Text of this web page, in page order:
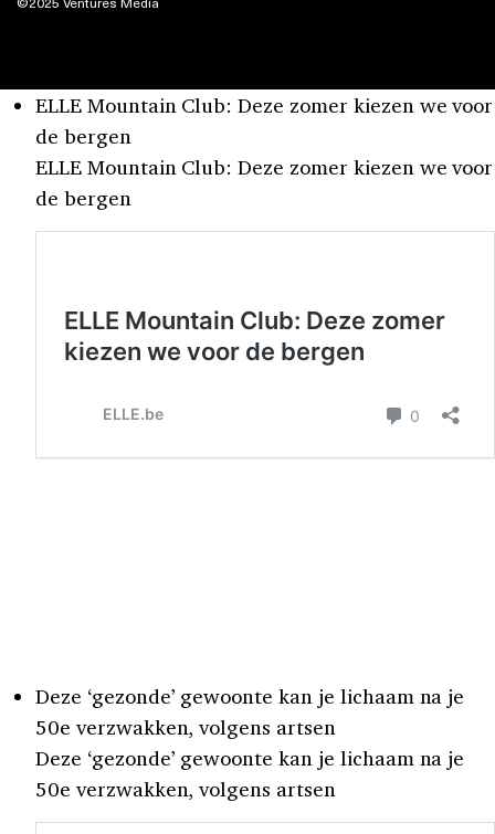
ELLE Mountain Club: Deze zomer kiezen we voor
de bergen
ELLE Mountain Club: Deze zomer kiezen we voor
de bergen
Deze ‘gezonde’ gewoonte kan je lichaam na je
50e verzwakken, volgens artsen
Deze ‘gezonde’ gewoonte kan je lichaam na je
50e verzwakken, volgens artsen